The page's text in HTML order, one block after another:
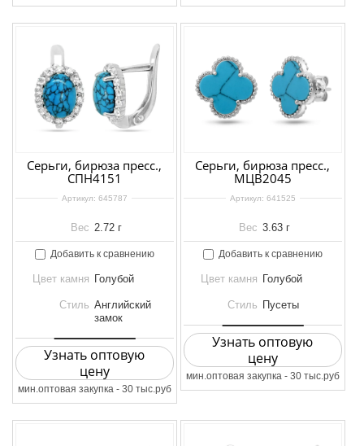
Серьги, бирюза пресс.,
СПН4151
Артикул: 645787
Вес 2.72 г
Добавить к сравнению
Цвет камня Голубой
Стиль Английский
замок
Узнать оптовую
цену
мин.оптовая закупка - 30 тыс.руб
Серьги, бирюза пресс.,
МЦВ2045
Артикул: 641525
Вес 3.63 г
Добавить к сравнению
Цвет камня Голубой
Стиль Пусеты
Узнать оптовую
цену
мин.оптовая закупка - 30 тыс.руб